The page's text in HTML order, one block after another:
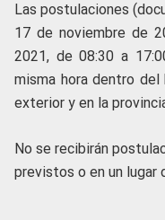
Las postulaciones
17 de noviembre de
2021, de 08:30 a
misma hora dentro del
exterior y en la
No se recibirán
previstos o en un lugar